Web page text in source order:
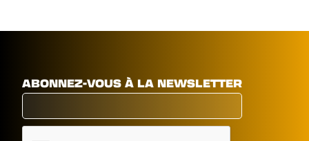
ABONNEZ-VOUS À LA NEWSLETTER